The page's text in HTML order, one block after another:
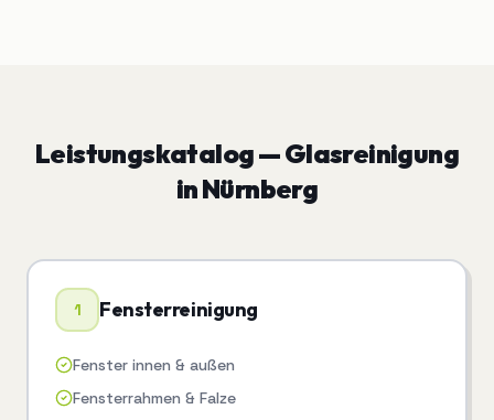
Leistungskatalog —Glasreinigung
inNürnberg
1 Fensterreinigung
Fenster innen & außen
Fensterrahmen & Falze